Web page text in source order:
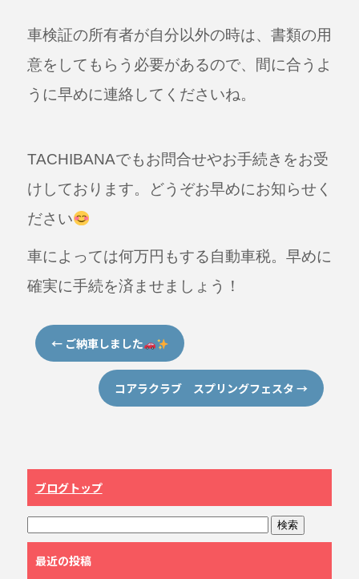
車検証の所有者が自分以外の時は、書類の用
意をしてもらう必要があるので、間に合うよ
うに早めに連絡してくださいね。
TACHIBANAでもお問合せやお手続きをお受
けしております。どうぞお早めにお知らせく
ださい
車によっては何万円もする自動車税。早めに
確実に手続を済ませましょう！
←ご納車しました
コアラクラブ スプリングフェスタ→
ブログトップ
最近の投稿